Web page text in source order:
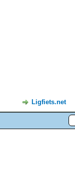
Ligfiets.net